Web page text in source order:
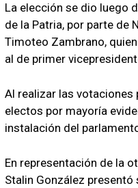
La elección se dio luego
de la Patria, por parte de
Timoteo Zambrano,
al de primer
Al realizar las votaciones
electos por mayoría
instalación del
En representación de la
Stalin González